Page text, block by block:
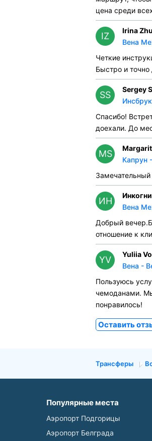
цена среди
IZ
Irina
Вена
Четкие
Быстро и
SS
Sergey
Спасибо!
доехали. До
MS
Капрун
ИН
Вена
Добрый
отношение к
YV
Yuliia
Вена -
Пользуюсь
чемоданами.
понравилось!
Оставить
Трансферы
Популярные места
Аэропорт Подгорицы
Аэропорт Белграда